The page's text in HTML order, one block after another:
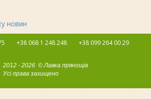
новин
+38 068 1 248 248 +38 099 264 00 29
2012 - 2026 © Лавка прянощів
Усі права захищено